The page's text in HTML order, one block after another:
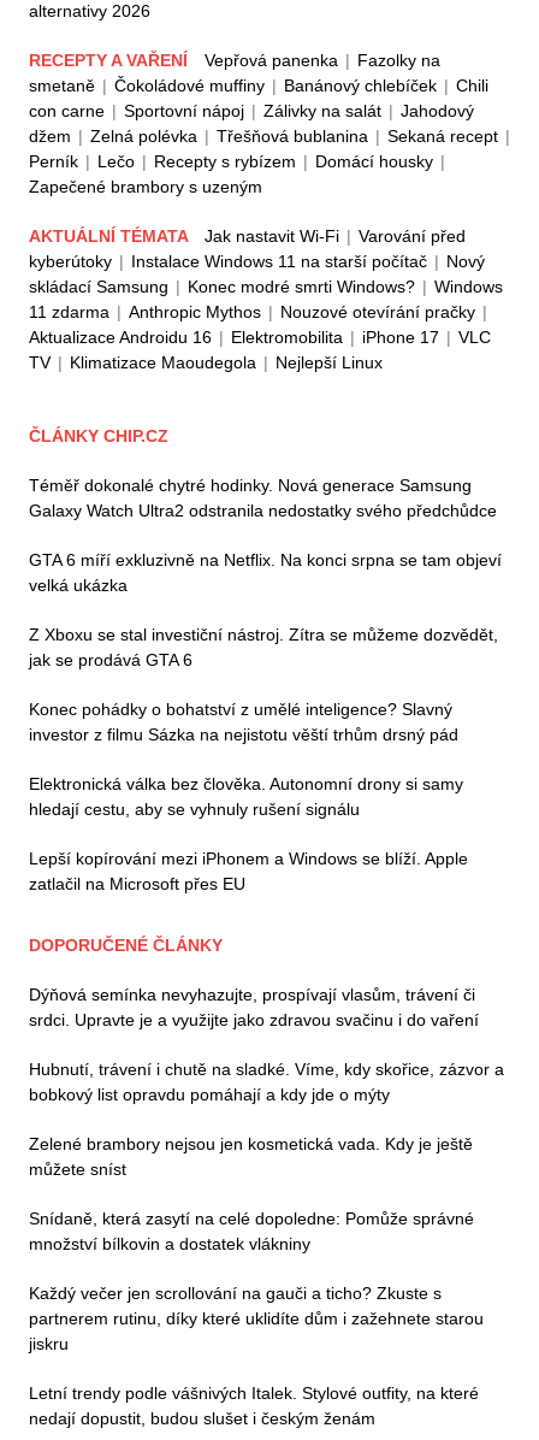
alternativy 2026
RECEPTY A VAŘENÍ Vepřová panenka | Fazolky na
smetaně | Čokoládové muffiny | Banánový chlebíček | Chili
con carne | Sportovní nápoj | Zálivky na salát | Jahodový
džem | Zelná polévka | Třešňová bublanina | Sekaná recept |
Perník | Lečo | Recepty s rybízem | Domácí housky |
Zapečené brambory s uzeným
AKTUÁLNÍ TÉMATA Jak nastavit Wi-Fi | Varování před
kyberútoky | Instalace Windows 11 na starší počítač | Nový
skládací Samsung | Konec modré smrti Windows? | Windows
11 zdarma | Anthropic Mythos | Nouzové otevírání pračky |
Aktualizace Androidu 16 | Elektromobilita | iPhone 17 | VLC
TV | Klimatizace Maoudegola | Nejlepší Linux
ČLÁNKY CHIP.CZ
Téměř dokonalé chytré hodinky. Nová generace Samsung
Galaxy Watch Ultra2 odstranila nedostatky svého předchůdce
GTA 6 míří exkluzivně na Netflix. Na konci srpna se tam objeví
velká ukázka
Z Xboxu se stal investiční nástroj. Zítra se můžeme dozvědět,
jak se prodává GTA 6
Konec pohádky o bohatství z umělé inteligence? Slavný
investor z filmu Sázka na nejistotu věští trhům drsný pád
Elektronická válka bez člověka. Autonomní drony si samy
hledají cestu, aby se vyhnuly rušení signálu
Lepší kopírování mezi iPhonem a Windows se blíží. Apple
zatlačil na Microsoft přes EU
DOPORUČENÉ ČLÁNKY
Dýňová semínka nevyhazujte, prospívají vlasům, trávení či
srdci. Upravte je a využijte jako zdravou svačinu i do vaření
Hubnutí, trávení i chutě na sladké. Víme, kdy skořice, zázvor a
bobkový list opravdu pomáhají a kdy jde o mýty
Zelené brambory nejsou jen kosmetická vada. Kdy je ještě
můžete sníst
Snídaně, která zasytí na celé dopoledne: Pomůže správné
množství bílkovin a dostatek vlákniny
Každý večer jen scrollování na gauči a ticho? Zkuste s
partnerem rutinu, díky které uklidíte dům i zažehnete starou
jiskru
Letní trendy podle vášnivých Italek. Stylové outfity, na které
nedají dopustit, budou slušet i českým ženám